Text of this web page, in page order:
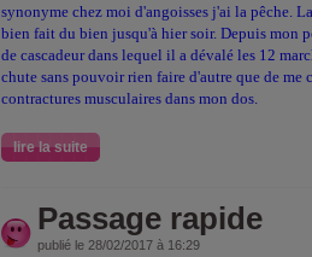
synonyme chez moi d'angoisses j'ai la pêche.
bien fait du bien jusqu'à hier soir. Depuis mon
de cascadeur dans lequel il a dévalé les 12
chute sans pouvoir rien faire d'autre que de me
contractures musculaires dans mon dos.
lire la suite
Passage rapide
publié le 28/02/2017 à 16:29